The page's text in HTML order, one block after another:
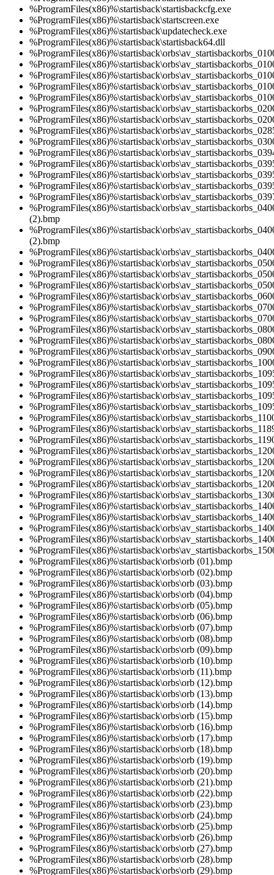
%ProgramFiles(x86)%\startisback\startisbackcfg.exe
%ProgramFiles(x86)%\startisback\startscreen.exe
%ProgramFiles(x86)%\startisback\updatecheck.exe
%ProgramFiles(x86)%\startisback\startisback64.dll
(2).bmp
(2).bmp
%ProgramFiles(x86)%\startisback\orbs\orb (01).bmp
%ProgramFiles(x86)%\startisback\orbs\orb (02).bmp
%ProgramFiles(x86)%\startisback\orbs\orb (03).bmp
%ProgramFiles(x86)%\startisback\orbs\orb (04).bmp
%ProgramFiles(x86)%\startisback\orbs\orb (05).bmp
%ProgramFiles(x86)%\startisback\orbs\orb (06).bmp
%ProgramFiles(x86)%\startisback\orbs\orb (07).bmp
%ProgramFiles(x86)%\startisback\orbs\orb (08).bmp
%ProgramFiles(x86)%\startisback\orbs\orb (09).bmp
%ProgramFiles(x86)%\startisback\orbs\orb (10).bmp
%ProgramFiles(x86)%\startisback\orbs\orb (11).bmp
%ProgramFiles(x86)%\startisback\orbs\orb (12).bmp
%ProgramFiles(x86)%\startisback\orbs\orb (13).bmp
%ProgramFiles(x86)%\startisback\orbs\orb (14).bmp
%ProgramFiles(x86)%\startisback\orbs\orb (15).bmp
%ProgramFiles(x86)%\startisback\orbs\orb (16).bmp
%ProgramFiles(x86)%\startisback\orbs\orb (17).bmp
%ProgramFiles(x86)%\startisback\orbs\orb (18).bmp
%ProgramFiles(x86)%\startisback\orbs\orb (19).bmp
%ProgramFiles(x86)%\startisback\orbs\orb (20).bmp
%ProgramFiles(x86)%\startisback\orbs\orb (21).bmp
%ProgramFiles(x86)%\startisback\orbs\orb (22).bmp
%ProgramFiles(x86)%\startisback\orbs\orb (23).bmp
%ProgramFiles(x86)%\startisback\orbs\orb (24).bmp
%ProgramFiles(x86)%\startisback\orbs\orb (25).bmp
%ProgramFiles(x86)%\startisback\orbs\orb (26).bmp
%ProgramFiles(x86)%\startisback\orbs\orb (27).bmp
%ProgramFiles(x86)%\startisback\orbs\orb (28).bmp
%ProgramFiles(x86)%\startisback\orbs\orb (29).bmp